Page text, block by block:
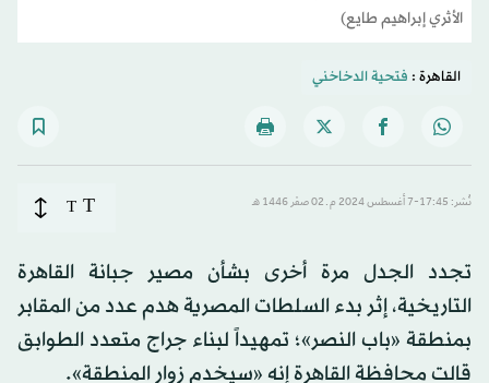
الأثري إبراهيم طايع)
القاهرة : فتحية الدخاخني
نُشر: 17:45-7 أغسطس 2024 م ـ 02 صفَر 1446 هـ T
T
تجدد الجدل مرة أخرى بشأن مصير جبانة القاهرة
التاريخية، إثر بدء السلطات المصرية هدم عدد من المقابر
بمنطقة «باب النصر»؛ تمهيداً لبناء جراج متعدد الطوابق
قالت محافظة القاهرة إنه «سيخدم زوار المنطقة».